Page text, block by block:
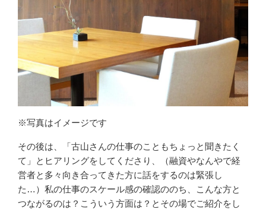
※写真はイメージです
その後は、「古山さんの仕事のこともちょっと聞きたく
て」とヒアリングをしてくださり、（融資やなんやで経
営者と多々向き合ってきた方に話をするのは緊張し
た…）私の仕事のスケール感の確認ののち、こんな方と
つながるのは？こういう方面は？とその場でご紹介をし